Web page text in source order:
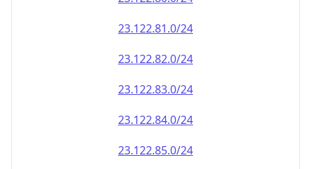
23.122.82.0/24
23.122.83.0/24
23.122.84.0/24
23.122.85.0/24
23.122.86.0/24
23.122.87.0/24